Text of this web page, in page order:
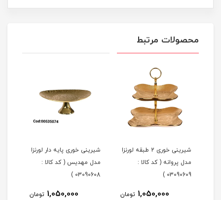
محصولات مرتبط
شیرینی خوری 2 طبقه لورنزا
مدل پروانه ( کد کالا :
03090609 )
1,050,000 تومان
شیرینی خوری پایه دار لورنزا
مدل مهدیس ( کد کالا :
03090608 )
1,050,000 تومان